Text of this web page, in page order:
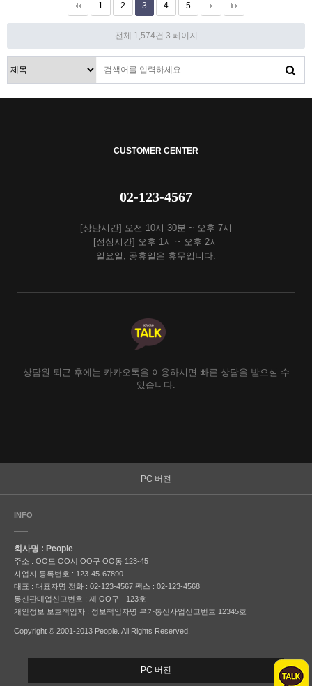
1 2 3 4 5
전체 1,574건 3 페이지
CUSTOMER CENTER
02-123-4567
[상담시간] 오전 10시 30분 ~ 오후 7시
[점심시간] 오후 1시 ~ 오후 2시
일요일, 공휴일은 휴무입니다.
상담원 퇴근 후에는 카카오톡을 이용하시면 빠른 상담을 받으실 수
있습니다.
PC 버전
INFO
회사명 : People
주소 : OO도 OO시 OO구 OO동 123-45
사업자 등록번호 : 123-45-67890
대표 : 대표자명 전화 : 02-123-4567 팩스 : 02-123-4568
통신판매업신고번호 : 제 OO구 - 123호
개인정보 보호책임자 : 정보책임자명 부가통신사업신고번호 12345호
Copyright © 2001-2013 People. All Rights Reserved.
PC 버전